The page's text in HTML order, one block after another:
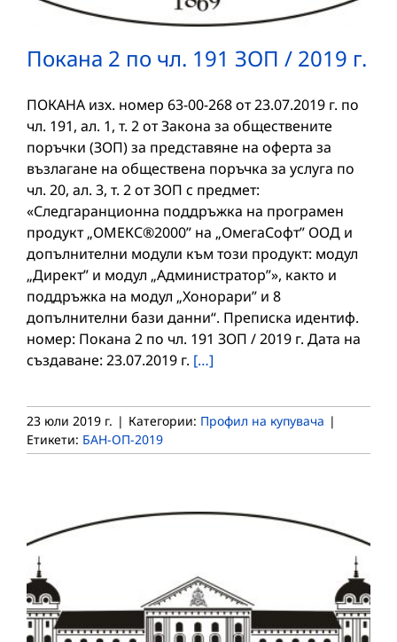
Покана 2 по чл. 191 ЗОП / 2019 г.
ПОКАНА изх. номер 63-00-268 от 23.07.2019 г. по
чл. 191, ал. 1, т. 2 от Закона за обществените
поръчки (ЗОП) за представяне на оферта за
възлагане на обществена поръчка за услуга по
чл. 20, ал. 3, т. 2 от ЗОП с предмет:
«Следгаранционна поддръжка на програмен
продукт „ОМЕКС®2000” на „ОмегаСофт” ООД и
допълнителни модули към този продукт: модул
„Директ” и модул „Администратор”», както и
поддръжка на модул „Хонорари” и 8
допълнителни бази данни“. Преписка идентиф.
номер: Покана 2 по чл. 191 ЗОП / 2019 г. Дата на
създаване: 23.07.2019 г. […]
23 юли 2019 г. | Категории: Профил на купувача |
Етикети: БАН-ОП-2019